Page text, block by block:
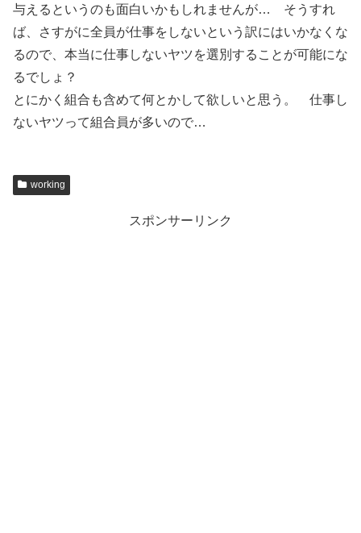
与えるというのも面白いかもしれませんが… そうすれ
ば、さすがに全員が仕事をしないという訳にはいかなくな
るので、本当に仕事しないヤツを選別することが可能にな
るでしょ？
とにかく組合も含めて何とかして欲しいと思う。 仕事し
ないヤツって組合員が多いので…
working
スポンサーリンク